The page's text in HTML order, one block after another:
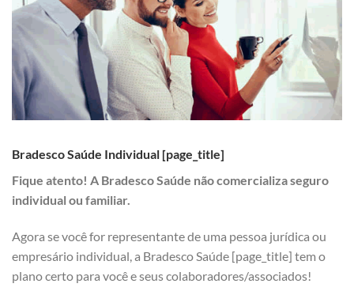
Bradesco Saúde Individual [page_title]
Fique atento! A Bradesco Saúde não comercializa seguro
individual ou familiar.
Agora se você for representante de uma pessoa jurídica ou
empresário individual, a Bradesco Saúde [page_title] tem o
plano certo para você e seus colaboradores/associados!